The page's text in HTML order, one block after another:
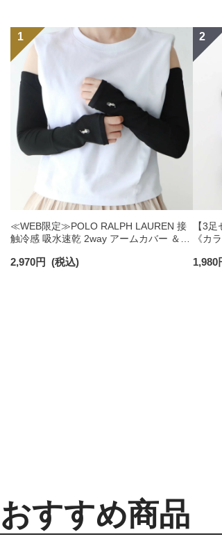
≪WEB限定≫POLO RALPH LAUREN 接
触冷感 吸水速乾 2way アームカバー ＆
2,970円 (税込)
【3
《カ
クス
1,980
おすすめ商品